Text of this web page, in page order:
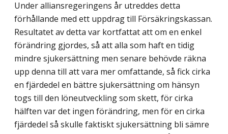
Under alliansregeringens år utreddes detta
förhållande med ett uppdrag till Försäkringskassan.
Resultatet av detta var kortfattat att om en enkel
förändring gjordes, så att alla som haft en tidig
mindre sjukersättning men senare behövde räkna
upp denna till att vara mer omfattande, så fick cirka
en fjärdedel en bättre sjukersättning om hänsyn
togs till den löneutveckling som skett, för cirka
hälften var det ingen förändring, men för en cirka
fjärdedel så skulle faktiskt sjukersättning bli sämre